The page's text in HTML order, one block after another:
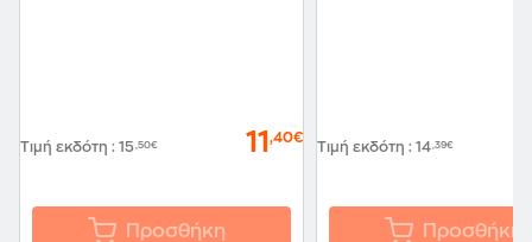
Τιμή εκδότη : 15,50€ 11 ,40€
Προσθήκη
Τιμή εκδότη : 14,39€
Προσθήκη